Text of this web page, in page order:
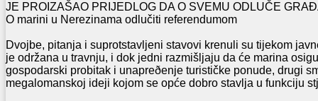
JE PROIZAŠAO PRIJEDLOG DA O SVEMU ODLUČE
O marini u Nerezinama odlučiti referendumom
Dvojbe, pitanja i suprotstavljeni stavovi krenuli su tijekom
je održana u travnju, i dok jedni razmišljaju da će marina
gospodarski probitak i unapreðenje turističke ponude, drugi
megalomanskoj ideji kojom se opće dobro stavlja u funkciju